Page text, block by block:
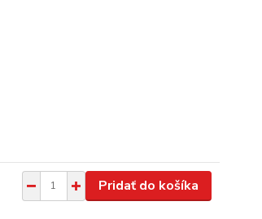
Pridať do košíka